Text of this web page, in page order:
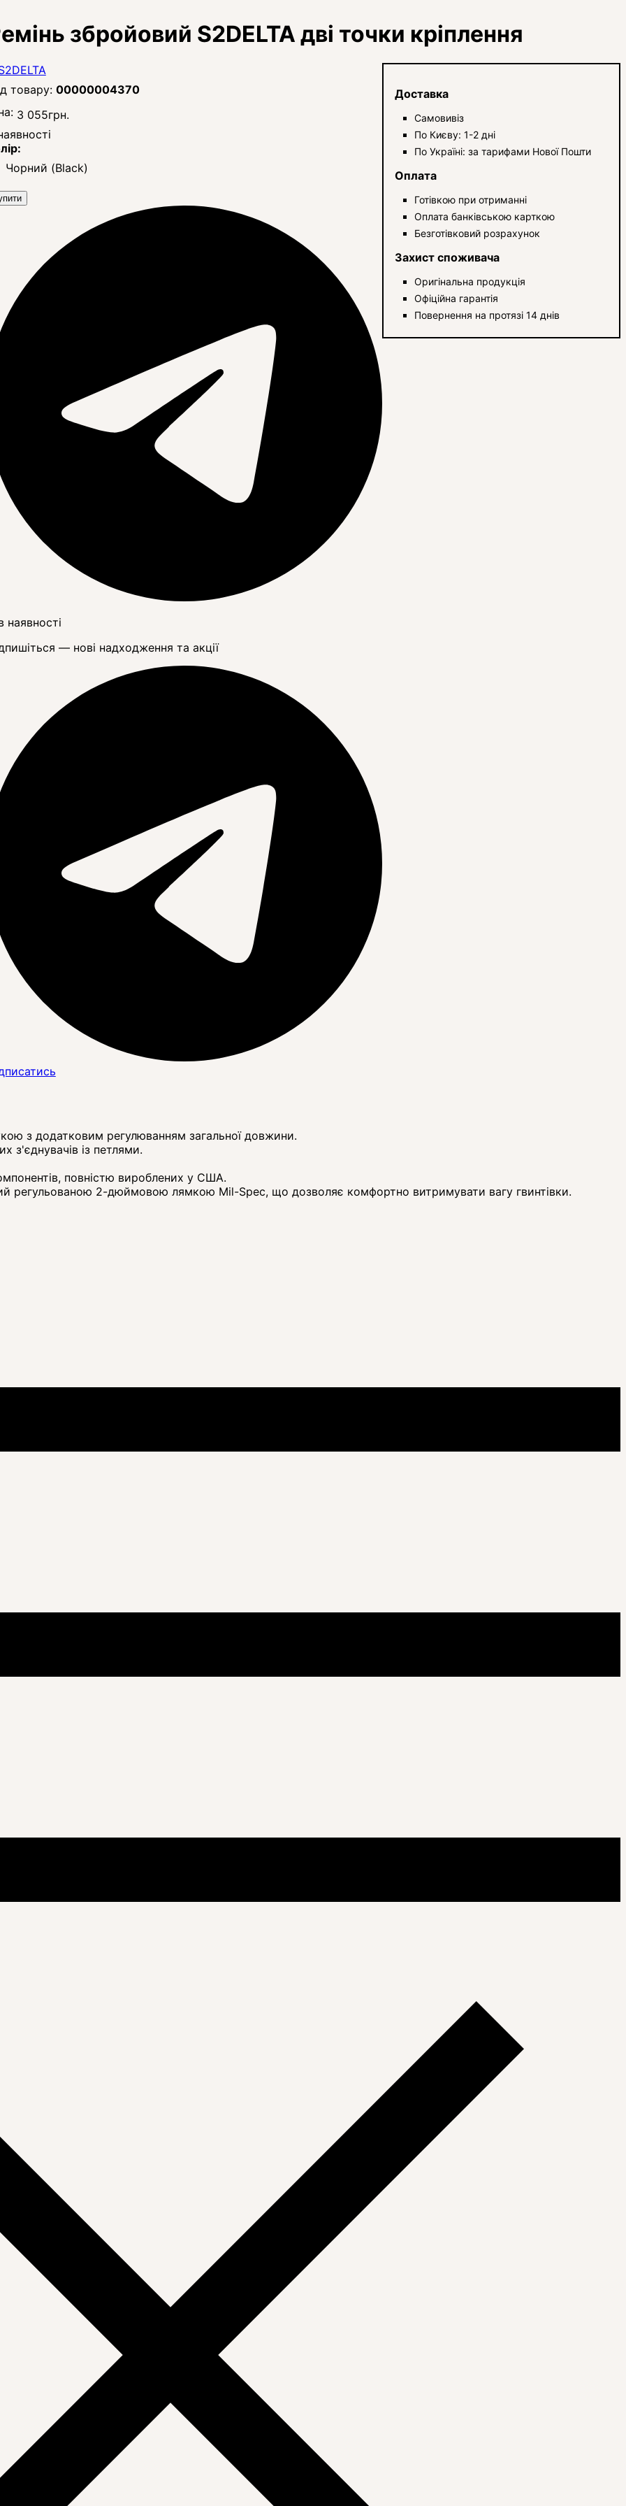
збройовий S2DELTA дві точки кріплення
00000004370
3 055грн.
Чорний (Black)
наявності
— нові надходження та акції
Доставка
Самовивіз
По Києву: 1-2 дні
По Україні: за тарифами Нової Пошти
Оплата
Готівкою при отриманні
Оплата банківською карткою
Безготівковий розрахунок
Захист споживача
Оригінальна продукція
Офіційна гарантія
Повернення на протязі 14 днів
з додатковим регулюванням загальної довжини.
з'єднувачів із петлями.
повністю вироблених у США.
регульованою 2-дюймовою лямкою Mil-Spec, що дозволяє комфортно витримувати вагу гвинтівки.